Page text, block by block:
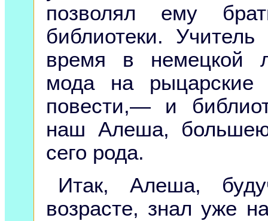
позволял ему
библиотеки.
время в немецкой
мода на
повести,— и
наш Алеша, большею
сего рода.
Итак, Алеша,
возрасте, знал уже